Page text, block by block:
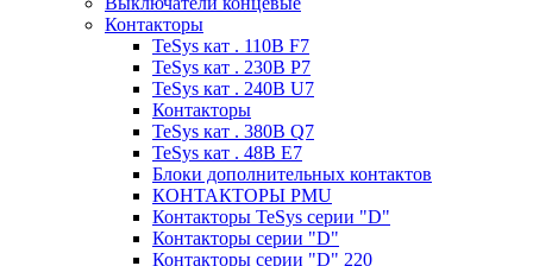
Контакторы
TeSys кат . 110В F7
TeSys кат . 230В P7
TeSys кат . 240В U7
Контакторы
TeSys кат . 380В Q7
TeSys кат . 48В E7
Блоки дополнительных контактов
КОНТАКТОРЫ PMU
Контакторы TeSys серии "D"
Контакторы серии "D"
Контакторы серии "D" 220